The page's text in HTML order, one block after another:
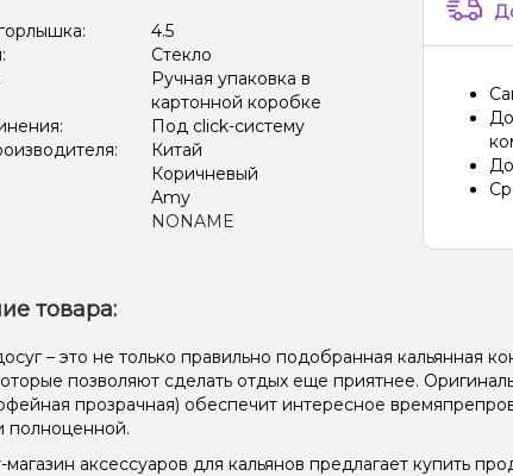
4.5
Стекло
Ручная упаковка в
картонной коробке
Под click-систему
Китай
Коричневый
Amy
NONAME
товара:
– это не только правильно подобранная кальянная
позволяют сделать отдых еще приятнее.
прозрачная) обеспечит интересное
полноценной.
аксессуаров для кальянов предлагает купить